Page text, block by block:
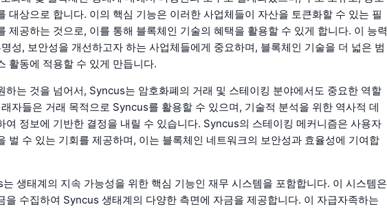
대상으로 합니다. 이의 핵심 기능은 이러한 사업체들이 자산을 토큰화할 수 있는 필
제공하는 것으로, 이를 통해 블록체인 기술의 혜택을 활용할 수 있게 합니다. 이 능력
성, 보안성을 개선하고자 하는 사업체들에게 중요하며, 블록체인 기술을 더 넓은 범
활동에 적용할 수 있게 만듭니다.
하는 것을 넘어서, Syncus는 암호화폐의 거래 및 스테이킹 분야에서도 중요한 역할
자들은 거래 목적으로 Syncus를 활용할 수 있으며, 기술적 분석을 위한 역사적 데
여 정보에 기반한 결정을 내릴 수 있습니다. Syncus의 스테이킹 메커니즘은 사용자
벌 수 있는 기회를 제공하며, 이는 블록체인 네트워크의 보안성과 효율성에 기여합
생태계의 지속 가능성을 위한 핵심 기능인 재무 시스템을 포함합니다. 이 시스템은
을 수집하여 Syncus 생태계의 다양한 측면에 자금을 제공합니다. 이 자급자족하는